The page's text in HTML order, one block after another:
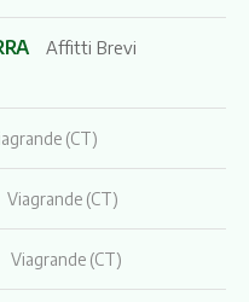
Affitti Brevi
(CT)
Viagrande (CT)
Viagrande (CT)